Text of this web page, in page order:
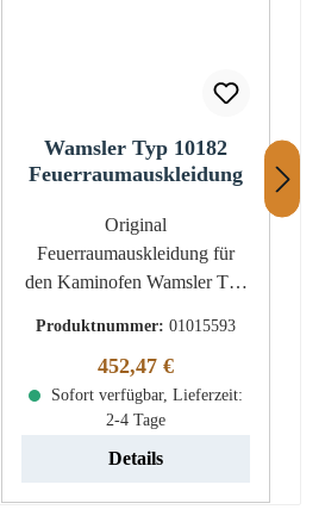
Wamsler Typ 10182
Feuerraumauskleidung
Original
Feuerraumauskleidung für
den Kaminofen Wamsler Typ
8-teiliges Set Wamsler Typ
10182 Feuerraumauskleidung
Eckdaten: 8 Stück
Feuerraumauskleidung,
Produktnummer: 01015593
Regulärer Preis:
452,47 €
Sofort verfügbar, Lieferzeit:
2-4 Tage
Details